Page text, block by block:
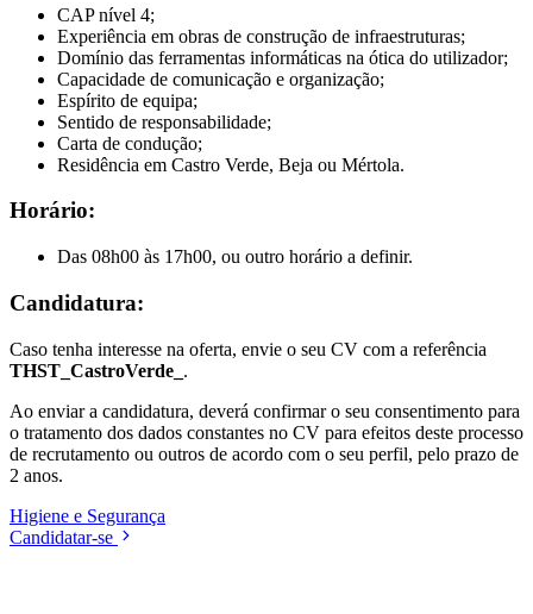
CAP nível 4;
Experiência em obras de construção de infraestruturas;
Domínio das ferramentas informáticas na ótica do utilizador;
Capacidade de comunicação e organização;
Espírito de equipa;
Sentido de responsabilidade;
Carta de condução;
Residência em Castro Verde, Beja ou Mértola.
Horário:
Das 08h00 às 17h00, ou outro horário a definir.
Candidatura:
Caso tenha interesse na oferta, envie o seu CV com a referência
THST_CastroVerde_ .
Ao enviar a candidatura, deverá confirmar o seu consentimento para
o tratamento dos dados constantes no CV para efeitos deste processo
de recrutamento ou outros de acordo com o seu perfil, pelo prazo de
2 anos.
Higiene e Segurança
Candidatar-se